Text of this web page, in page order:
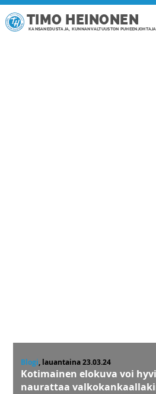
TIMO HEINONEN
KANSANEDUSTAJA, KUNNANVALTUUSTON PUHEENJOHTAJA
Blogi, lauantaina 23.03.24
Kotimainen elokuva voi
naurattaa